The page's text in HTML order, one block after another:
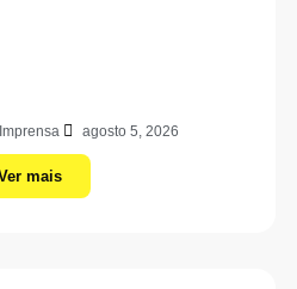
agosto 5, 2026
mais